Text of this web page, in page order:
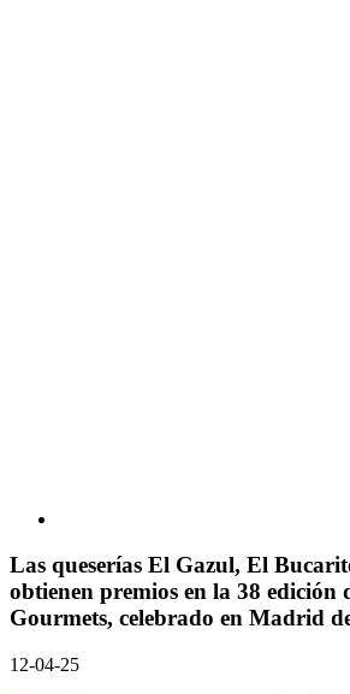
Las queserías El Gazul, El
obtienen premios en la 38 edición
Gourmets, celebrado en Madrid
12-04-25